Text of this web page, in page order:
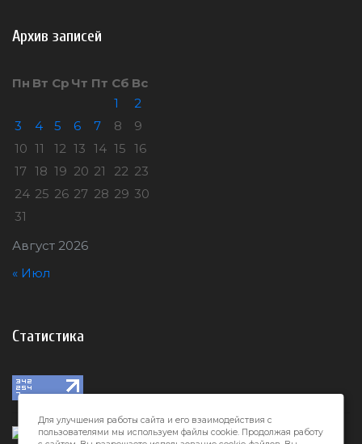
Архив записей
Август 2026
Пн Вт Ср Чт Пт Сб Вс
1
2
3
4 5 6 7 8
9
10 11 12 13 14 15 16
17 18 19 20 21 22 23
24 25 26 27 28 29 30
31
« Июл
Статистика
Для улучшения работы сайта и его взаимодействия с
пользователями мы используем файлы cookie. Продолжая работу